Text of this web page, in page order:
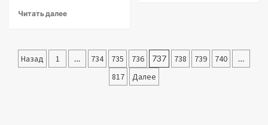
Читать далее
Пагинация
Назад 1 … 734 735 736 737 738 739 740 …
817 Далее